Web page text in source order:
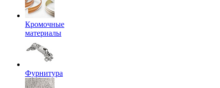
Кромочные
материалы
Фурнитура